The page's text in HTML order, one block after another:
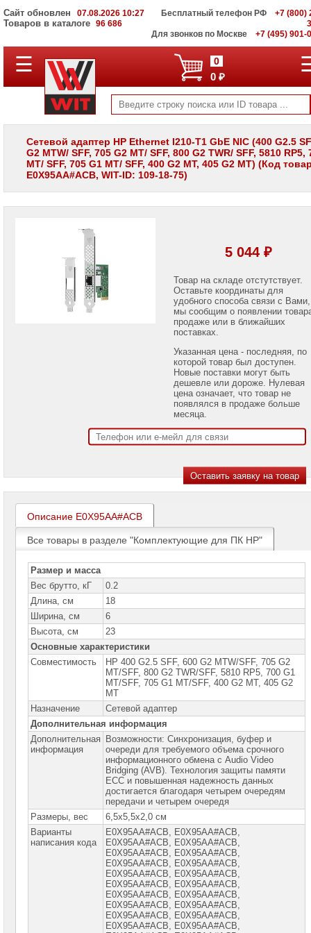
Сайт обновлен 07.08.2026 10:27
Товаров в каталоге 96 686
Бесплатный телефон РФ
+7 (800)
Для звонков по Москве
+7 (495) 901-
ПОЛНЫЙ
КАТАЛОГ
Корпоративные
серверы
WIT
Системы
хранения
данных
Проекторы
Настольные
Acer
Настольные
компьютеры
ASUS
Настольные
компьютеры
Hiper
Настольные
Настольные
компьютеры
HP
Тонкие
клиенты
ПК
HP
290
☰ 0
0 ₽
Сетевой адаптер HP Ethernet I210-T1 GbE NIC (400 G2.5
G2 MTW/ SFF, 705 G2 MT/ SFF, 800 G2 TWR/ SFF, 5810 RP5,
MT/ SFF, 705 G1 MT/ SFF, 400 G2 MT, 405 G2 MT) (Код
E0X95AA#ACB, WIT-ID: 109-18-75)
5 044 ₽
Товар на складе отстутствует.
Оставьте координаты для
удобного способа связи с Вами,
мы сообщим о появлении
продаже или в ближайших
поставках.
Указанная цена - последняя, по
которой товар был доступен.
Новые поставки могут быть
дешевле или дороже. Нулевая
цена означает, что товар не
появлялся в продаже больше
месяца.
Описание E0X95AA#ACB
Все товары в разделе "Комплектующие для ПК HP"
Размер и масса
Вес брутто, кГ
0.2
Длина, см
18
Ширина, см
6
Высота, см
23
Основные характеристики
Совместимость
HP 400 G2.5 SFF, 600 G2 MTW/SFF, 705 G2
MT/SFF, 800 G2 TWR/SFF, 5810 RP5, 700 G1
MT/SFF, 705 G1 MT/SFF, 400 G2 MT, 405 G2
MT
Назначение
Сетевой адаптер
Дополнительная информация
Дополнительная
информация
Возможности: Синхронизация, буфер и
очереди для требуемого объема срочного
информационного обмена с Audio Video
Bridging (AVB). Технология защиты памяти
ECC и повышенная надежность данных
достигается благодаря четырем очередям
передачи и четырем очередя
Размеры, вес
6,5x5,5x2,0 см
Варианты
написания кода
E0X95AA#ACB, E0X95AA#ACB,
E0X95АА#АCB, E0X95АА#АCВ,
E0X95АА#АCВ, E0X95АА#АСВ,
E0X95АА#АСВ, E0X95АА#АСВ,
E0X95АА#АСВ, Е0X95АА#АСВ,
Е0X95АА#АСВ, Е0X95АА#АСВ,
Е0X95АА#АСВ, Е0X95АА#АСВ,
Е0X95АА#АСВ, Е0X95АА#АСВ,
Е0X95АА#АСВ, Е0Х95АА#АСВ,
Е0Х95АА#АСВ, Е0Х95АА#АСВ,